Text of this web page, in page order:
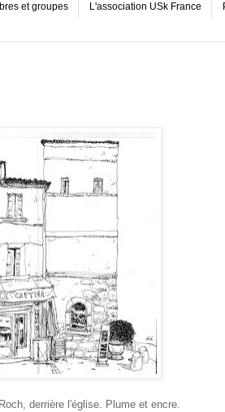
et groupes L'association USk France
derrière l'église. Plume et encre.